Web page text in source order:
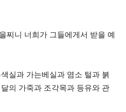
찌니 너희가 그들에게서 받을 예
실과 가는베실과 염소 털과 붉
의 가죽과 조각목과 등유와 관